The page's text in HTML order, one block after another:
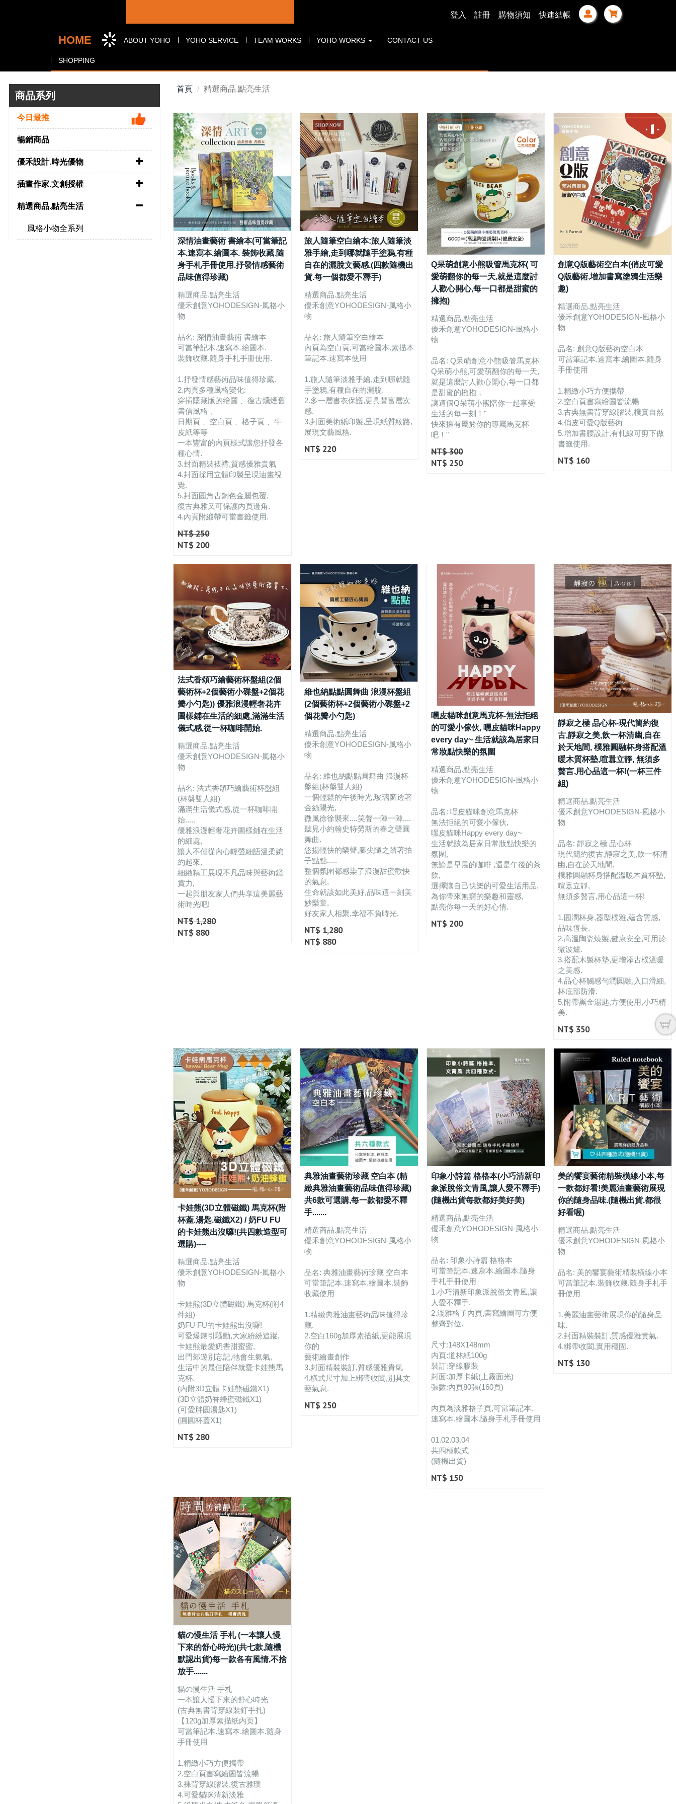
登入 註冊 購物須知 快速結帳
HOME
ABOUT YOHO YOHO SERVICE TEAM WORKS YOHO WORKS CONTACT US
商品選購
SHOPPING
商品系列
今日最推
暢銷商品
優禾設計.時光優物
插畫作家.文創授權
精選商品.點亮生活
風格小物全系列
首頁 精選商品.點亮生活
深情油畫藝術 書繪本(可當筆記
本.速寫本.繪圖本. 裝飾收藏.隨
身手札手冊使用.抒發情感藝術
品味值得珍藏)
精選商品.點亮生活
優禾創意YOHODESIGN-風格小
物
品名: 深情油畫藝術 書繪本
可當筆記本.速寫本.繪圖本.
裝飾收藏.隨身手札手冊使用.
1.抒發情感藝術品味值得珍藏.
2.內頁多種風格變化:
穿插隱藏版的繪圖 、復古燻煙舊
書信風格 、
日期頁 、空白頁 、格子頁 、牛
皮紙等等
一本豐富的內頁樣式讓您抒發各
種心情.
3.封面精裝裱褙,質感優雅貴氣
4.封面採用立體印製呈現油畫視
覺.
5.封面圓角古銅色金屬包覆,
復古典雅又可保護內頁邊角.
4.內頁附緞帶可當書籤使用.
NT$ 250
NT$ 200
旅人隨筆空白繪本:旅人隨筆淡
雅手繪,走到哪就隨手塗鴉,有種
自在的灑脫文藝感.(四款隨機出
貨.每一個都愛不釋手)
精選商品.點亮生活
優禾創意YOHODESIGN-風格小
物
品名: 旅人隨筆空白繪本
內頁為空白頁,可當繪圖本.素描本
筆記本.速寫本使用
1.旅人隨筆淡雅手繪,走到哪就隨
手塗鴉,有種自在的灑脫.
2.多一層書衣保護,更具豐富層次
感.
3.封面美術紙印製,呈現紙質紋路,
展現文藝風格.
NT$ 220
Q呆萌創意小熊吸管馬克杯( 可
愛萌翻你的每一天,就是這麼討
人歡心開心,每一口都是甜蜜的
擁抱)
精選商品.點亮生活
優禾創意YOHODESIGN-風格小
物
品名: Q呆萌創意小熊吸管馬克杯
Q呆萌小熊,可愛萌翻你的每一天,
就是這麼討人歡心開心,每一口都
是甜蜜的擁抱，
讓這個Q呆萌小熊陪你一起享受
生活的每一刻！"
快來擁有屬於你的專屬馬克杯
吧！"
NT$ 300
NT$ 250
創意Q版藝術空白本(俏皮可愛
Q版藝術,增加書寫塗鴉生活樂
趣)
精選商品.點亮生活
優禾創意YOHODESIGN-風格小
物
品名: 創意Q版藝術空白本
可當筆記本.速寫本.繪圖本.隨身
手冊使用
1.精緻小巧方便攜帶
2.空白頁書寫繪圖皆流暢
3.古典無書背穿線膠裝,樸實自然
4.俏皮可愛Q版藝術
5.增加書腰設計,有軋線可剪下做
書籤使用.
NT$ 160
法式香頌巧繪藝術杯盤組(2個
藝術杯+2個藝術小碟盤+2個花
瓣小勺匙)) 優雅浪漫輕奢花卉
圖樣鋪在生活的細處,滿滿生活
儀式感,從一杯咖啡開始.
精選商品.點亮生活
優禾創意YOHODESIGN-風格小
物
品名: 法式香頌巧繪藝術杯盤組
(杯盤雙人組)
滿滿生活儀式感,從一杯咖啡開
始.....
優雅浪漫輕奢花卉圖樣鋪在生活
的細處,
讓人不僅從內心輕聲細語溫柔婉
約起來,
細緻精工展現不凡品味與藝術鑑
賞力,
一起與朋友家人們共享這美麗藝
術時光吧!
NT$ 1,280
NT$ 880
維也納點點圓舞曲 浪漫杯盤組
(2個藝術杯+2個藝術小碟盤+2
個花瓣小勺匙)
精選商品.點亮生活
優禾創意YOHODESIGN-風格小
物
品名: 維也納點點圓舞曲 浪漫杯
盤組(杯盤雙人組)
一個輕鬆的午後時光,玻璃窗透著
金絲陽光,
微風徐徐襲來....笑聲一陣一陣....
聽見小約翰史特勞斯的春之聲圓
舞曲.
悠揚輕快的樂聲,腳尖隨之踏著拍
子點點.....
整個氛圍都感染了浪漫甜蜜歡快
的氣息,
生命就該如此美好,品味這一刻美
妙樂章,
好友家人相聚,幸福不負時光.
NT$ 1,280
NT$ 880
嘿皮貓咪創意馬克杯-無法拒絕
的可愛小傢伙, 嘿皮貓咪Happy
every day~ 生活就該為居家日
常妝點快樂的氛圍
精選商品.點亮生活
優禾創意YOHODESIGN-風格小
物
品名: 嘿皮貓咪創意馬克杯
無法拒絕的可愛小傢伙,
嘿皮貓咪Happy every day~
生活就該為居家日常妝點快樂的
氛圍,
無論是早晨的咖啡 ,還是午後的茶
飲,
選擇讓自己快樂的可愛生活用品,
為你帶來無窮的樂趣和靈感,
點亮你每一天的好心情.
NT$ 200
靜寂之極 品心杯-現代簡約復
古,靜寂之美,飲一杯清幽,自在
於天地間, 樸雅圓融杯身搭配溫
暖木質杯墊,喧囂立靜, 無須多
贅言,用心品這一杯!(一杯三件
組)
精選商品.點亮生活
優禾創意YOHODESIGN-風格小
物
品名: 靜寂之極 品心杯
現代簡約復古,靜寂之美,飲一杯清
幽,自在於天地間,
樸雅圓融杯身搭配溫暖木質杯墊,
喧囂立靜,
無須多贅言,用心品這一杯!
1.圓潤杯身,器型樸雅,蘊含質感,
品味恆長.
2.高溫陶瓷燒製,健康安全,可用於
微波爐.
3.搭配木製杯墊,更增添古樸溫暖
之美感.
4.品心杯觸感勻潤圓融,入口滑細,
杯底部防滑.
5.附帶黑金湯匙,方便使用,小巧精
美.
NT$ 350
卡娃熊(3D立體磁鐵) 馬克杯(附
杯蓋.湯匙.磁鐵X2) / 奶FU FU
的卡娃熊出沒囉!(共四款造型可
選購)----
精選商品.點亮生活
優禾創意YOHODESIGN-風格小
物
卡娃熊(3D立體磁鐵) 馬克杯(附4
件組)
奶FU FU的卡娃熊出沒囉!
可愛爆錶引騷動,大家紛紛追蹤,
卡娃熊最愛奶香甜蜜蜜,
出門郊遊別忘記,牠會生氣氣,
生活中的最佳陪伴就愛卡娃熊馬
克杯.
(內附3D立體卡娃熊磁鐵X1)
(3D立體奶香蜂蜜磁鐵X1)
(可愛胖圓湯匙X1)
(圓圓杯蓋X1)
NT$ 280
典雅油畫藝術珍藏 空白本 (精
緻典雅油畫藝術品味值得珍藏)
共6款可選購,每一款都愛不釋
手.......
精選商品.點亮生活
優禾創意YOHODESIGN-風格小
物
品名: 典雅油畫藝術珍藏 空白本
可當筆記本.速寫本.繪圖本.裝飾
收藏使用
1.精緻典雅油畫藝術品味值得珍
藏.
2.空白160g加厚素描紙,更能展現
你的
藝術繪畫創作
3.封面精裝裝訂,質感優雅貴氣
4.橫式尺寸加上綁帶收闔,別具文
藝氣息.
NT$ 250
印象小詩篇 格格本(小巧清新印
象派脫俗文青風,讓人愛不釋手)
(隨機出貨每款都好美好美)
精選商品.點亮生活
優禾創意YOHODESIGN-風格小
物
品名: 印象小詩篇 格格本
可當筆記本.速寫本.繪圖本.隨身
手札手冊使用
1.小巧清新印象派脫俗文青風,讓
人愛不釋手.
2.淡雅格子內頁,書寫繪圖可方便
整齊對位.
尺寸:148X148mm
內頁:道林紙100g
裝訂:穿線膠裝
封面:加厚卡紙(上霧面光)
張數:內頁80張(160頁)
內頁為淡雅格子頁,可當筆記本.
速寫本.繪圖本.隨身手札手冊使用
01.02.03.04
共四種款式
(隨機出貨)
NT$ 150
美的饗宴藝術精裝橫線小本,每
一款都好看!美麗油畫藝術展現
你的隨身品味.(隨機出貨.都很
好看喔)
精選商品.點亮生活
優禾創意YOHODESIGN-風格小
物
品名: 美的饗宴藝術精裝橫線小本
可當筆記本.裝飾收藏.隨身手札手
冊使用
1.美麗油畫藝術展現你的隨身品
味.
2.封面精裝裝訂,質感優雅貴氣.
4.綁帶收闔,實用穩固.
NT$ 130
貓の慢生活 手札 (一本讓人慢
下來的舒心時光)(共七款,隨機
默認出貨)每一款各有風情,不捨
放手.......
貓の慢生活 手札
一本讓人慢下來的舒心時光
(古典無書背穿線裝釘手扎)
【120g加厚素描纸内页】
可當筆記本.速寫本.繪圖本.隨身
手冊使用
1.精緻小巧方便攜帶
2.空白頁書寫繪圖皆流暢
3.裸背穿線膠裝,復古雅璞
4.可愛貓咪清新淡雅